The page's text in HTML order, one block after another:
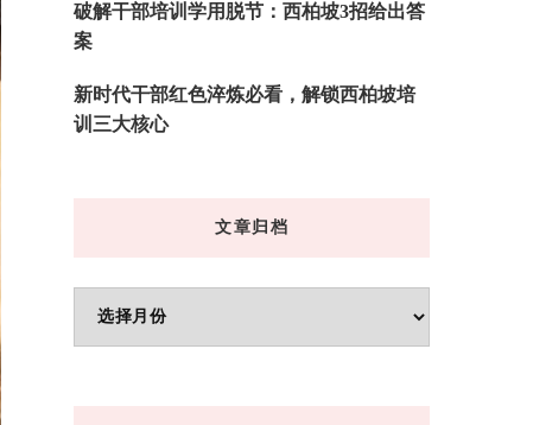
破解干部培训学用脱节：西柏坡3招给出答
案
新时代干部红色淬炼必看，解锁西柏坡培
训三大核心
文章归档
章